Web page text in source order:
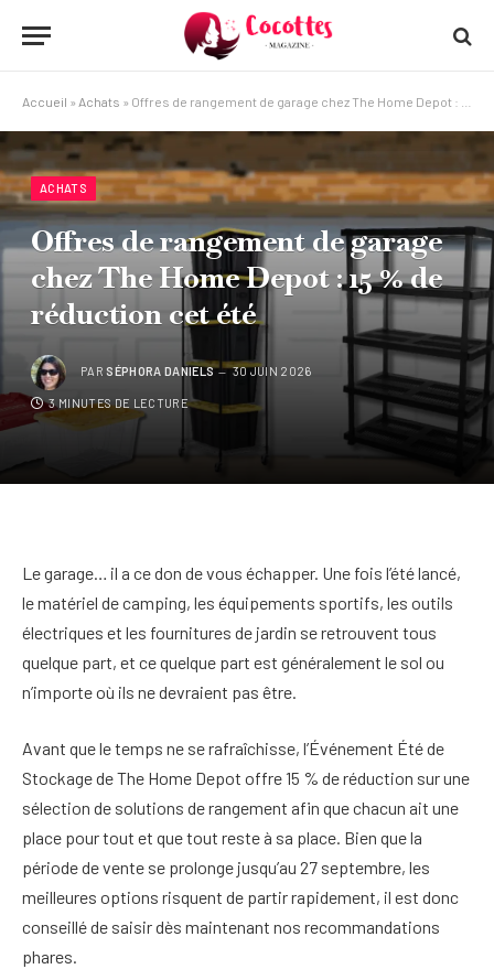
Accueil » Achats » Offres de rangement de garage chez The Home Depot : 15 % de réduction cet été
ACHATS
Offres de rangement de garage
chez The Home Depot : 15 % de
réduction cet été
PAR SÉPHORA DANIELS 30 JUIN 2026
3 MINUTES DE LECTURE
Le garage… il a ce don de vous échapper. Une fois l’été lancé,
le matériel de camping, les équipements sportifs, les outils
électriques et les fournitures de jardin se retrouvent tous
quelque part, et ce quelque part est généralement le sol ou
n’importe où ils ne devraient pas être.
Avant que le temps ne se rafraîchisse, l’Événement Été de
Stockage de The Home Depot offre 15 % de réduction sur une
sélection de solutions de rangement afin que chacun ait une
place pour tout et que tout reste à sa place. Bien que la
période de vente se prolonge jusqu’au 27 septembre, les
meilleures options risquent de partir rapidement, il est donc
conseillé de saisir dès maintenant nos recommandations
phares.